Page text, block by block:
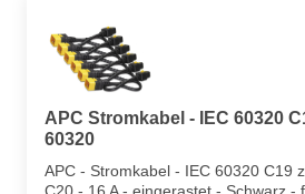
APC Stromkabel - IEC 60320
60320
APC - Stromkabel - IEC 60320 C19
C20 - 16 A - eingerastet - Schwarz -